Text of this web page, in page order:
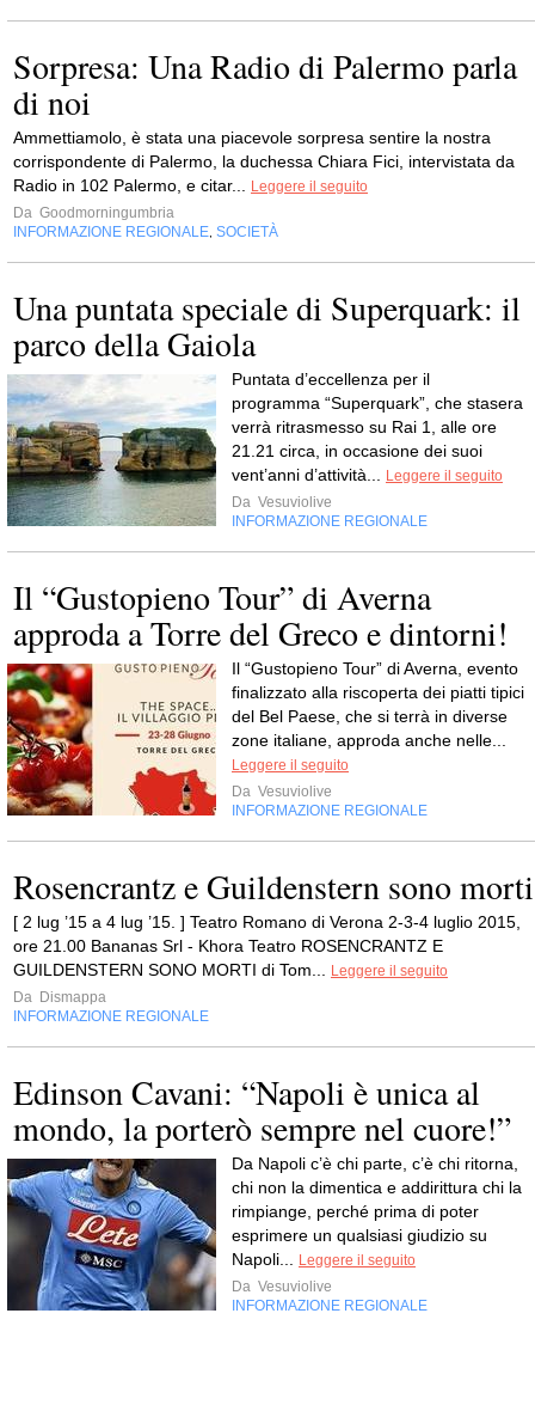
Sorpresa: Una Radio di Palermo parla
di noi
Ammettiamolo, è stata una piacevole sorpresa sentire la nostra
corrispondente di Palermo, la duchessa Chiara Fici, intervistata da
Radio in 102 Palermo, e citar...
Leggere il seguito
Da Goodmorningumbria
INFORMAZIONE REGIONALE SOCIETÀ
Una puntata speciale di Superquark: il
parco della Gaiola
Puntata d’eccellenza per il
programma “Superquark”, che stasera
verrà ritrasmesso su Rai 1, alle ore
21.21 circa, in occasione dei suoi
vent’anni d’attività...
Leggere il seguito
Da Vesuviolive
INFORMAZIONE REGIONALE
Il “Gustopieno Tour” di Averna
approda a Torre del Greco e dintorni!
Il “Gustopieno Tour” di Averna, evento
finalizzato alla riscoperta dei piatti tipici
del Bel Paese, che si terrà in diverse
zone italiane, approda anche nelle...
Leggere il seguito
Da Vesuviolive
INFORMAZIONE REGIONALE
Rosencrantz e Guildenstern sono morti
[ 2 lug ’15 a 4 lug ’15. ] Teatro Romano di Verona 2-3-4 luglio 2015,
ore 21.00 Bananas Srl - Khora Teatro ROSENCRANTZ E
GUILDENSTERN SONO MORTI di Tom...
Leggere il seguito
Da Dismappa
INFORMAZIONE REGIONALE
Edinson Cavani: “Napoli è unica al
mondo, la porterò sempre nel cuore!”
Da Napoli c’è chi parte, c’è chi ritorna,
chi non la dimentica e addirittura chi la
rimpiange, perché prima di poter
esprimere un qualsiasi giudizio su
Napoli...
Leggere il seguito
Da Vesuviolive
INFORMAZIONE REGIONALE